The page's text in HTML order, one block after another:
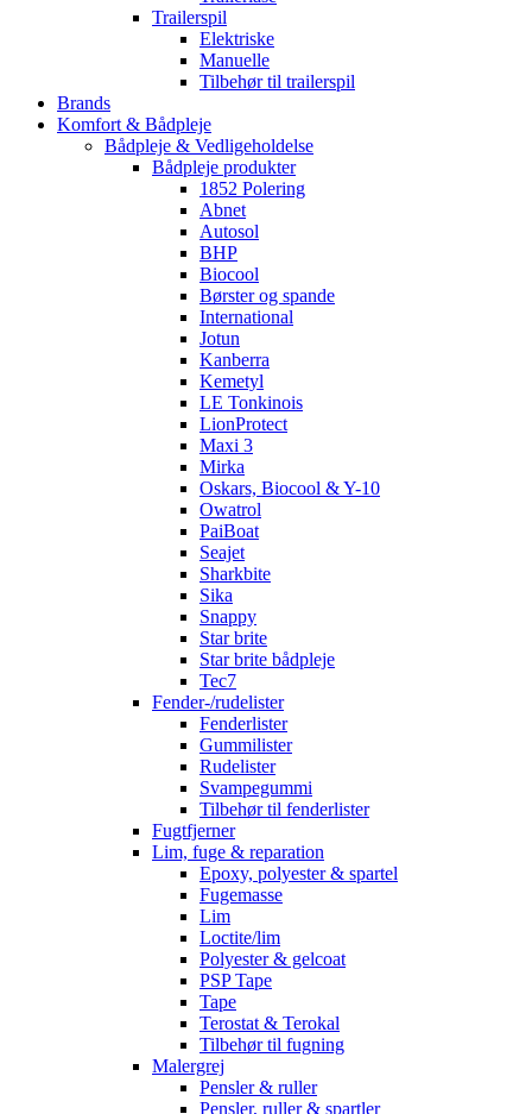
Trailerspil
Elektriske
Manuelle
Tilbehør til trailerspil
Brands
Komfort & Bådpleje
Bådpleje & Vedligeholdelse
Bådpleje produkter
1852 Polering
Abnet
Autosol
BHP
Biocool
Børster og spande
International
Jotun
Kanberra
Kemetyl
LE Tonkinois
LionProtect
Maxi 3
Mirka
Oskars, Biocool & Y-10
Owatrol
PaiBoat
Seajet
Sharkbite
Sika
Snappy
Star brite
Star brite bådpleje
Tec7
Fender-/rudelister
Fenderlister
Gummilister
Rudelister
Svampegummi
Tilbehør til fenderlister
Fugtfjerner
Lim, fuge & reparation
Epoxy, polyester & spartel
Fugemasse
Lim
Loctite/lim
Polyester & gelcoat
PSP Tape
Tape
Terostat & Terokal
Tilbehør til fugning
Malergrej
Pensler & ruller
Pensler, ruller & spartler